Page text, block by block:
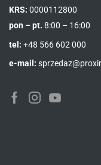
KRS: 0000112800
pon – pt. 8:00 – 16:00
tel: +48 566 602 000
e-mail:
FacebookInstagramYoutube